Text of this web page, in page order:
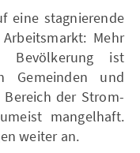
eine stagnierende
Mehr
Bevölkerung ist
Gemeinden und
der Strom-
mangelhaft.
weiter an.